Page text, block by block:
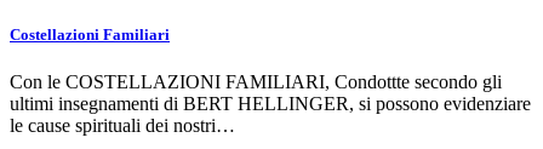
Costellazioni Familiari
Con le COSTELLAZIONI FAMILIARI, Condottte secondo gli
ultimi insegnamenti di BERT HELLINGER, si possono evidenziare
le cause spirituali dei nostri…